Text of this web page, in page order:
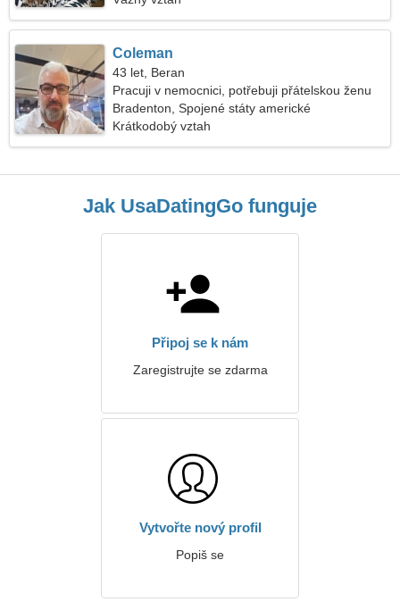
Coleman
43 let, Beran
Pracuji v nemocnici, potřebuji přátelskou ženu
Bradenton, Spojené státy americké
Krátkodobý vztah
Jak UsaDatingGo funguje
Připoj se k nám
Zaregistrujte se zdarma
Vytvořte nový profil
Popiš se